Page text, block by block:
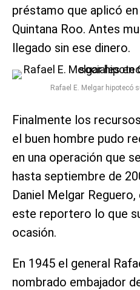
préstamo que aplicó
Quintana Roo. Antes
llegado sin ese dinero.
Rafael E. Melgar hipotecó
Finalmente los
el buen hombre pudo
en una operación que
hasta septiembre de
Daniel Melgar
este reportero lo que
ocasión.
En 1945 el general
nombrado embajador